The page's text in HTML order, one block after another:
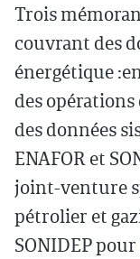
Trois
couvrant des
énergétique
des
des données
ENAFOR et
joint-venture
pétrolier et
SONIDEP